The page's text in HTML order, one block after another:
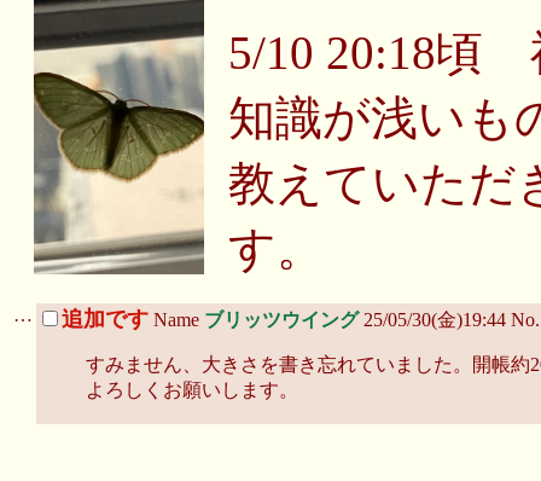
5/10 20:18頃
知識が浅いも
教えていただ
す。
… 追加です Name ブリッツウイング25/05/30(金)19:44
すみません、大きさを書き忘れていました。開帳約
よろしくお願いします。